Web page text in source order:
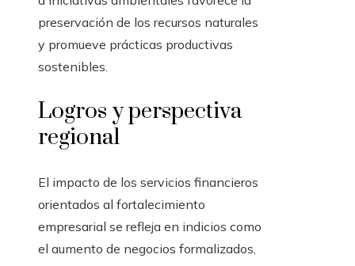
preservación de los recursos naturales
y promueve prácticas productivas
sostenibles.
Logros y perspectiva
regional
El impacto de los servicios financieros
orientados al fortalecimiento
empresarial se refleja en indicios como
el aumento de negocios formalizados,